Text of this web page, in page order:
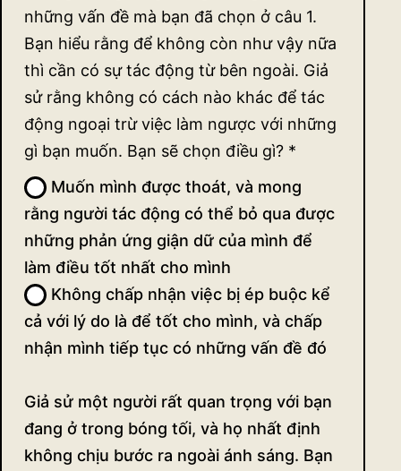
những vấn đề mà bạn đã chọn ở câu 1.
Bạn hiểu rằng để không còn như vậy nữa
thì cần có sự tác động từ bên ngoài. Giả
sử rằng không có cách nào khác để tác
động ngoại trừ việc làm ngược với những
gì bạn muốn. Bạn sẽ chọn điều gì? *
Muốn mình được thoát, và mong
rằng người tác động có thể bỏ qua được
những phản ứng giận dữ của mình để
làm điều tốt nhất cho mình
Không chấp nhận việc bị ép buộc kể
cả với lý do là để tốt cho mình, và chấp
nhận mình tiếp tục có những vấn đề đó
Giả sử một người rất quan trọng với bạn
đang ở trong bóng tối, và họ nhất định
không chịu bước ra ngoài ánh sáng. Bạn